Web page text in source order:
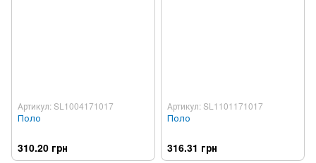
Артикул: SL1004171017
Поло
310.20 грн
Артикул: SL1101171017
Поло
316.31 грн